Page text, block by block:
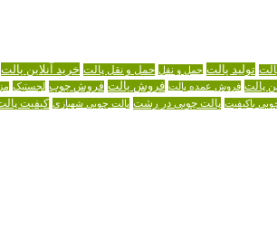
تولید پالت حمل و نقل حمل و نقل پالت خرید آنلاین پالت
پالت فروش عمده پالت فروش پالت فروش چوب لجستیک
باکیفیت پالت چوبی در رشت پالت چوبی شهبازی کیفیت